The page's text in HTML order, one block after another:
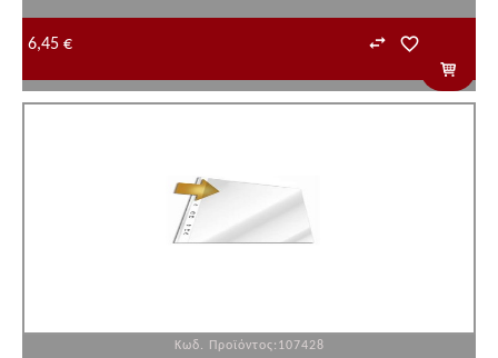
6,45 €
Κωδ. Προϊόντος:107428